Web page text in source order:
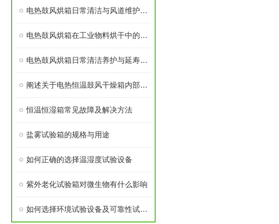
电热鼓风烘箱日常清洁与风道维护实操分享
电热鼓风烘箱在工业物料烘干中的实践应用
电热鼓风烘箱日常清洁养护与延寿方法
阐述关于电热恒温鼓风干燥箱内部扬板
恒温恒湿箱常见故障及解决方法
盐雾试验箱的规格与用途
如何正确的选择温湿度试验设备
紫外老化试验箱对微生物有什么影响
如何选择环境试验设备及可靠性试验设备